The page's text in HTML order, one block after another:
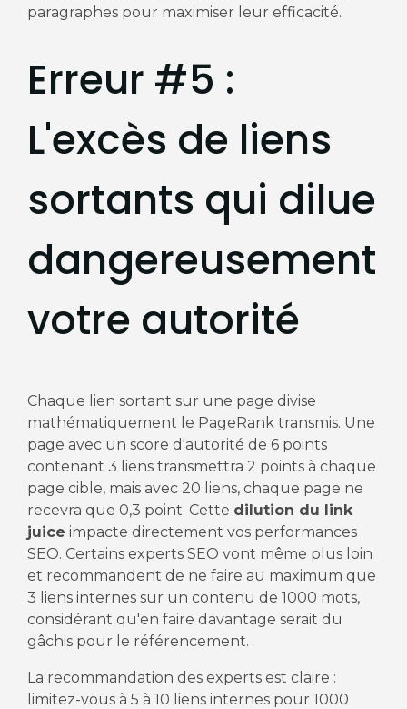
paragraphes pour maximiser leur efficacité.
Erreur #5 :
L'excès de liens
sortants qui dilue
dangereusement
votre autorité
Chaque lien sortant sur une page divise
mathématiquement le PageRank transmis. Une
page avec un score d'autorité de 6 points
contenant 3 liens transmettra 2 points à chaque
page cible, mais avec 20 liens, chaque page ne
recevra que 0,3 point. Cette dilution du link
juice impacte directement vos performances
SEO. Certains experts SEO vont même plus loin
et recommandent de ne faire au maximum que
3 liens internes sur un contenu de 1000 mots,
considérant qu'en faire davantage serait du
gâchis pour le référencement.
La recommandation des experts est claire :
limitez-vous à 5 à 10 liens internes pour 1000